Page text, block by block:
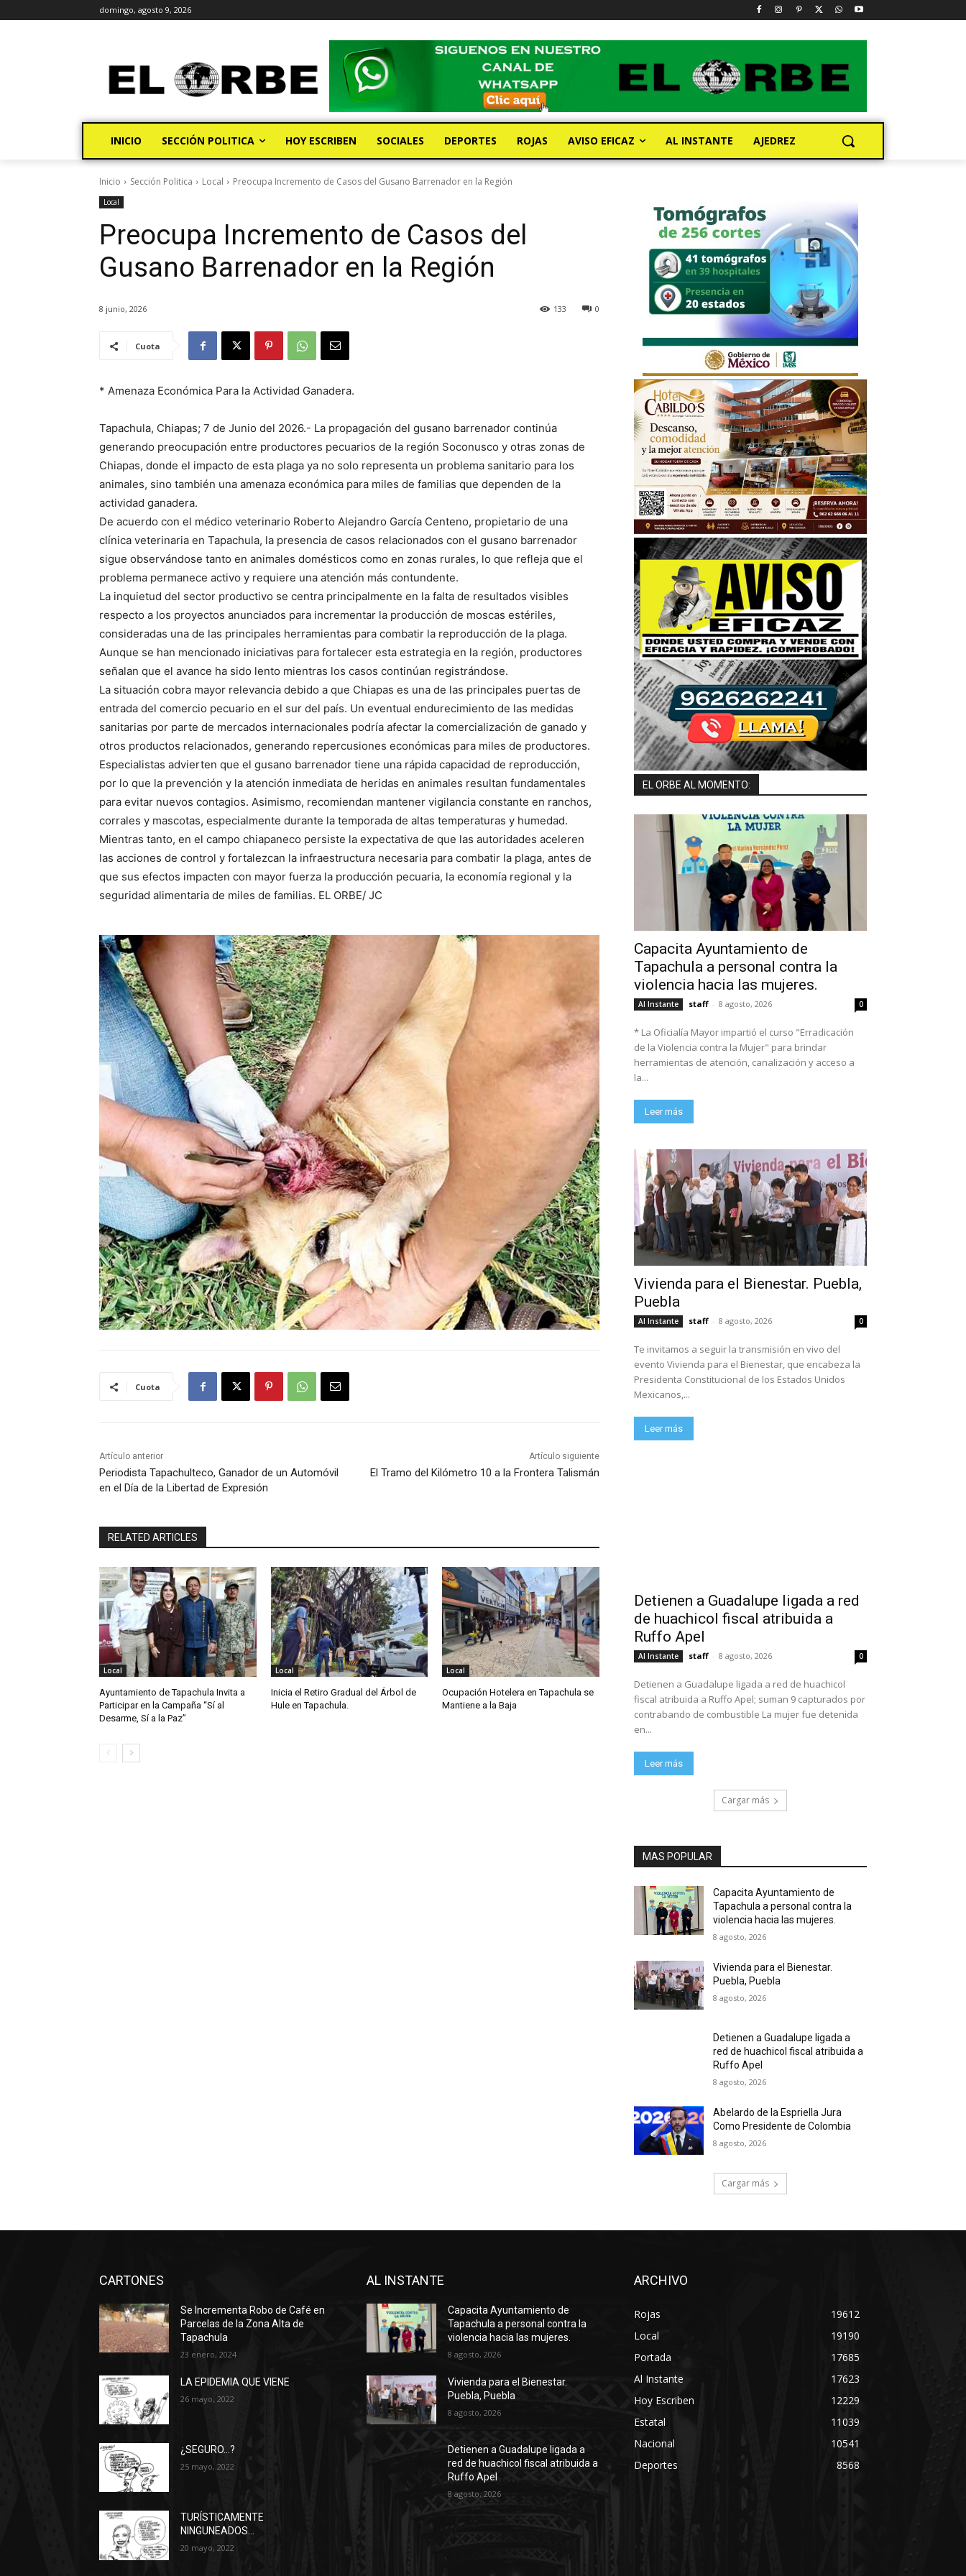
domingo, agosto 9, 2026
INICIO SECCIÓN POLITICA HOY ESCRIBEN SOCIALES DEPORTES ROJAS AVISO EFICAZ AL INSTANTE AJEDREZ
Inicio Sección Politica Local Preocupa Incremento de Casos del Gusano Barrenador en la Región
Local
Preocupa Incremento de Casos del
Gusano Barrenador en la Región
8 junio, 2026 0
133
Cuota
* Amenaza Económica Para la Actividad Ganadera.
Tapachula, Chiapas; 7 de Junio del 2026.- La propagación del gusano barrenador continúa
generando preocupación entre productores pecuarios de la región Soconusco y otras zonas de
Chiapas, donde el impacto de esta plaga ya no solo representa un problema sanitario para los
animales, sino también una amenaza económica para miles de familias que dependen de la
actividad ganadera.
De acuerdo con el médico veterinario Roberto Alejandro García Centeno, propietario de una
clínica veterinaria en Tapachula, la presencia de casos relacionados con el gusano barrenador
sigue observándose tanto en animales domésticos como en zonas rurales, lo que refleja que el
problema permanece activo y requiere una atención más contundente.
La inquietud del sector productivo se centra principalmente en la falta de resultados visibles
respecto a los proyectos anunciados para incrementar la producción de moscas estériles,
consideradas una de las principales herramientas para combatir la reproducción de la plaga.
Aunque se han mencionado iniciativas para fortalecer esta estrategia en la región, productores
señalan que el avance ha sido lento mientras los casos continúan registrándose.
La situación cobra mayor relevancia debido a que Chiapas es una de las principales puertas de
entrada del comercio pecuario en el sur del país. Un eventual endurecimiento de las medidas
sanitarias por parte de mercados internacionales podría afectar la comercialización de ganado y
otros productos relacionados, generando repercusiones económicas para miles de productores.
Especialistas advierten que el gusano barrenador tiene una rápida capacidad de reproducción,
por lo que la prevención y la atención inmediata de heridas en animales resultan fundamentales
para evitar nuevos contagios. Asimismo, recomiendan mantener vigilancia constante en ranchos,
corrales y mascotas, especialmente durante la temporada de altas temperaturas y humedad.
Mientras tanto, en el campo chiapaneco persiste la expectativa de que las autoridades aceleren
las acciones de control y fortalezcan la infraestructura necesaria para combatir la plaga, antes de
que sus efectos impacten con mayor fuerza la producción pecuaria, la economía regional y la
seguridad alimentaria de miles de familias. EL ORBE/ JC
Cuota
Artículo anterior
Periodista Tapachulteco, Ganador de un Automóvil
en el Día de la Libertad de Expresión
Artículo siguiente
El Tramo del Kilómetro 10 a la Frontera Talismán
RELATED ARTICLES
Local
Ayuntamiento de Tapachula Invita a
Participar en la Campaña “Sí al
Desarme, Sí a la Paz”
Local
Inicia el Retiro Gradual del Árbol de
Hule en Tapachula.
Local
Ocupación Hotelera en Tapachula se
Mantiene a la Baja
EL ORBE AL MOMENTO:
Capacita Ayuntamiento de
Tapachula a personal contra la
violencia hacia las mujeres.
Al Instante staff - 8 agosto, 2026 0
* La Oficialía Mayor impartió el curso "Erradicación
de la Violencia contra la Mujer" para brindar
herramientas de atención, canalización y acceso a
la...
Leer más
Vivienda para el Bienestar. Puebla,
Puebla
Al Instante staff - 8 agosto, 2026 0
Te invitamos a seguir la transmisión en vivo del
evento Vivienda para el Bienestar, que encabeza la
Presidenta Constitucional de los Estados Unidos
Mexicanos,...
Leer más
Detienen a Guadalupe ligada a red
de huachicol fiscal atribuida a
Ruffo Apel
Al Instante staff - 8 agosto, 2026 0
Detienen a Guadalupe ligada a red de huachicol
fiscal atribuida a Ruffo Apel; suman 9 capturados por
contrabando de combustible La mujer fue detenida
en...
Leer más
Cargar más
MAS POPULAR
Capacita Ayuntamiento de
Tapachula a personal contra la
violencia hacia las mujeres.
8 agosto, 2026
Vivienda para el Bienestar.
Puebla, Puebla
8 agosto, 2026
Detienen a Guadalupe ligada a
red de huachicol fiscal atribuida a
Ruffo Apel
8 agosto, 2026
Abelardo de la Espriella Jura
Como Presidente de Colombia
8 agosto, 2026
Cargar más
CARTONES
Se Incrementa Robo de Café en
Parcelas de la Zona Alta de
Tapachula
23 enero, 2024
LA EPIDEMIA QUE VIENE
26 mayo, 2022
¿SEGURO…?
25 mayo, 2022
TURÍSTICAMENTE
NINGUNEADOS…
20 mayo, 2022
AL INSTANTE
Capacita Ayuntamiento de
Tapachula a personal contra la
violencia hacia las mujeres.
8 agosto, 2026
Vivienda para el Bienestar.
Puebla, Puebla
8 agosto, 2026
Detienen a Guadalupe ligada a
red de huachicol fiscal atribuida a
Ruffo Apel
8 agosto, 2026
ARCHIVO
Rojas
19612
Local
19190
Portada
17685
Al Instante
17623
Hoy Escriben
12229
Estatal
11039
Nacional
10541
Deportes
8568